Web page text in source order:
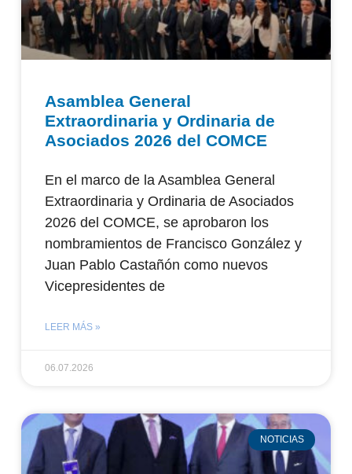
Asamblea General
Extraordinaria y Ordinaria de
Asociados 2026 del COMCE
En el marco de la Asamblea General
Extraordinaria y Ordinaria de Asociados
2026 del COMCE, se aprobaron los
nombramientos de Francisco González y
Juan Pablo Castañón como nuevos
Vicepresidentes de
LEER MÁS »
06.07.2026
NOTICIAS